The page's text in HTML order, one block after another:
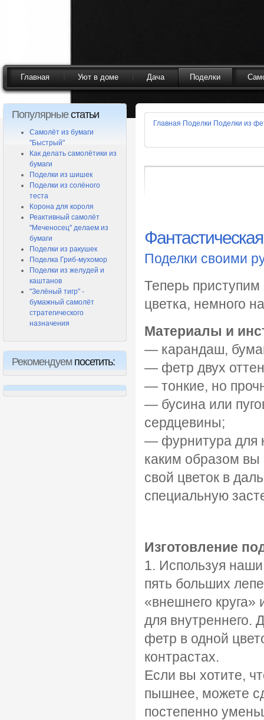
Главная Уют в доме Дача Поделки
Популярныестатьи
Самолёт из бумаги
"Быстрый"
Как делать самолётики из
бумаги
Поделки из шишек
Поделки из солёного
теста
Корона для короля
Реактивный самолёт
"Меченосец" делаем из
бумаги
Поделки из ракушек
Поделка Гриб-мухомор
Поделки из желудей и
каштанов
"Зелёный тигр" -
бумажный самолёт
стратегического
назначения
Рекомендуемпосетить:
Главная Поделки Поделки из
Поделки своими
Теперь приступим
цветка, немного
Материалы и
— карандаш,
— фетр двух
— тонкие, но
— бусина или
сердцевины;
— фурнитура для
каким образом вы
свой цветок в
специальную
Изготовление
1. Используя наши
пять больших
«внешнего
для внутреннего.
фетр в одной
контрастах.
Если вы хотите,
пышнее, можете
постепенно